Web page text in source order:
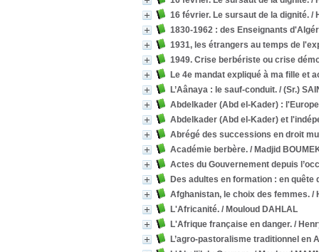
16 février. Le sursaut de la dignité. /
1830-1962 : des Enseignants
1931, les étrangers au temps de
1949. Crise berbériste ou crise
Le 4e mandat expliqué à ma fille et
L’Aânaya : le sauf-conduit. / (Sr.)
Abdelkader (Abd el-Kader) :
Abdelkader (Abd el-Kader) et
Abrégé des successions en droit
Académie berbère. / Madjid
Actes du Gouvernement depuis
Des adultes en formation : en quête
Afghanistan, le choix des femmes. /
L'Africanité. / Mouloud DAHLAL
L'Afrique française en danger. /
L’agro-pastoralisme traditionnel en